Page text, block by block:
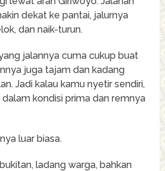
dekat ke pantai, jalurnya
dan naik-turun.
jalannya cuma cukup buat
juga tajam dan kadang
Jadi kalau kamu nyetir sendiri,
kondisi prima dan remnya
luar biasa.
ladang warga, bahkan